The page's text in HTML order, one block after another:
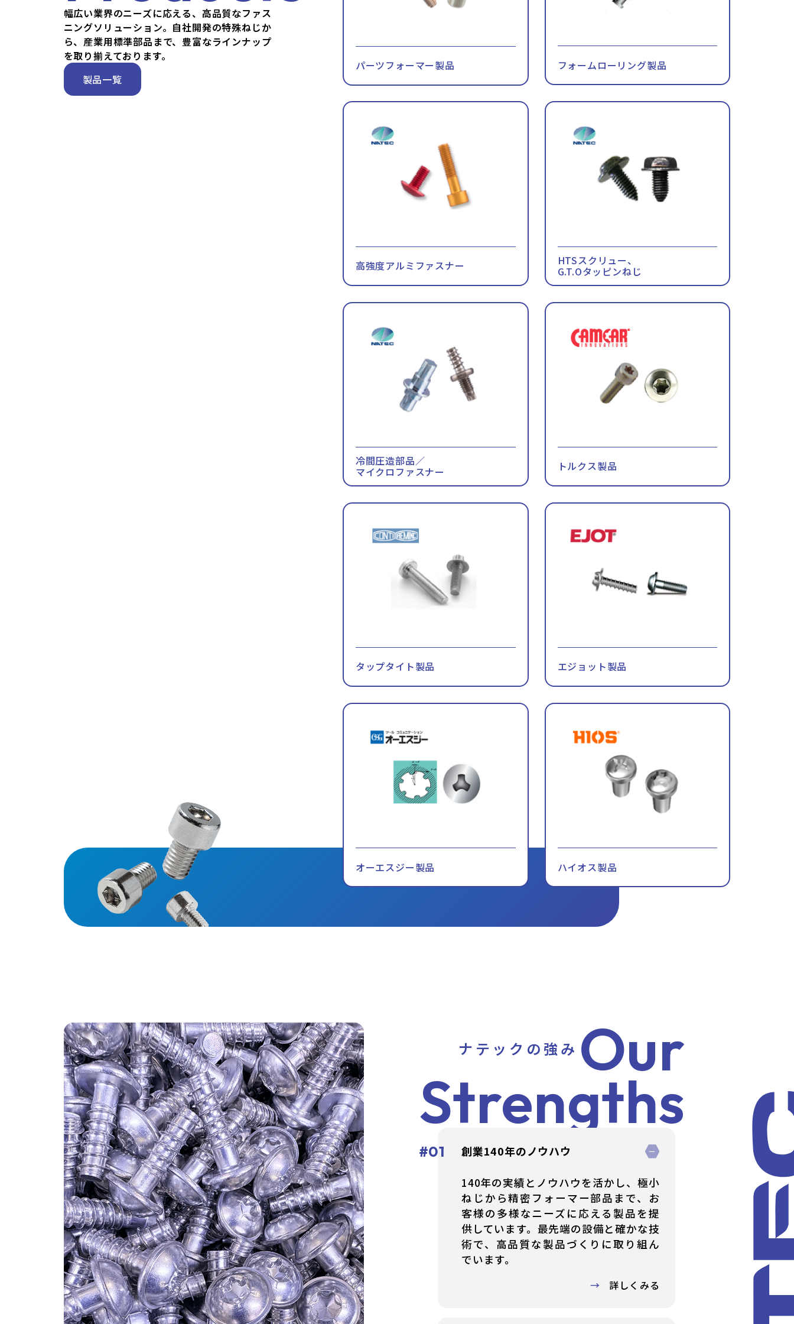
幅広い業界のニーズに応える、高品質なファス
ニングソリューション。自社開発の特殊ねじか
ら、産業用標準部品まで、豊富なラインナップ
を取り揃えております。
製品一覧
パーツフォーマー製品 フォームローリング製品
高強度アルミファスナー HTSスクリュー、
G.T.Oタッピンねじ
冷間圧造部品／
マイクロファスナー トルクス製品
タップタイト製品 エジョット製品
オーエスジー製品 ハイオス製品
Our
Strengths
ナテックの強み
#01 創業140年のノウハウ
140年の実績とノウハウを活かし、極小
ねじから精密フォーマー部品まで、お
客様の多様なニーズに応える製品を提
供しています。最先端の設備と確かな技
術で、高品質な製品づくりに取り組ん
でいます。
詳しくみる